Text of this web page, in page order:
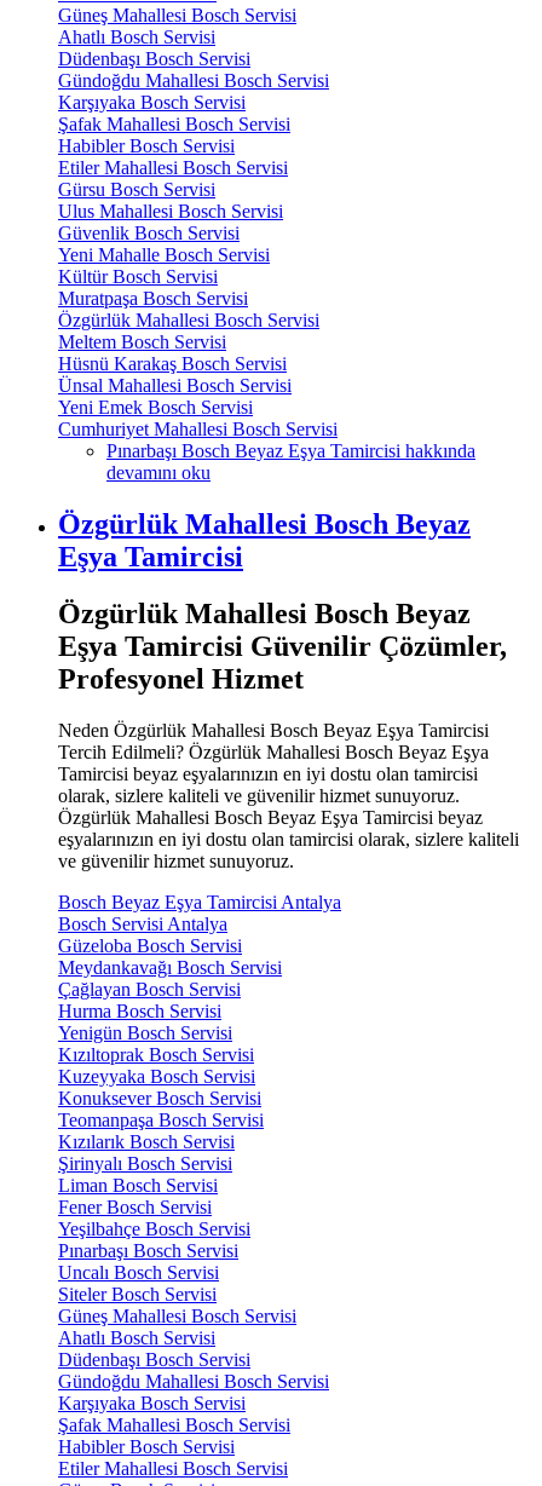
Güneş Mahallesi Bosch Servisi
Ahatlı Bosch Servisi
Düdenbaşı Bosch Servisi
Gündoğdu Mahallesi Bosch Servisi
Karşıyaka Bosch Servisi
Şafak Mahallesi Bosch Servisi
Habibler Bosch Servisi
Etiler Mahallesi Bosch Servisi
Gürsu Bosch Servisi
Ulus Mahallesi Bosch Servisi
Güvenlik Bosch Servisi
Yeni Mahalle Bosch Servisi
Kültür Bosch Servisi
Muratpaşa Bosch Servisi
Özgürlük Mahallesi Bosch Servisi
Meltem Bosch Servisi
Hüsnü Karakaş Bosch Servisi
Ünsal Mahallesi Bosch Servisi
Yeni Emek Bosch Servisi
Cumhuriyet Mahallesi Bosch Servisi
Pınarbaşı Bosch Beyaz Eşya Tamircisi hakkında
devamını oku
Özgürlük Mahallesi Bosch Beyaz
Eşya Tamircisi
Özgürlük Mahallesi Bosch Beyaz
Eşya Tamircisi Güvenilir Çözümler,
Profesyonel Hizmet
Neden Özgürlük Mahallesi Bosch Beyaz Eşya Tamircisi
Tercih Edilmeli? Özgürlük Mahallesi Bosch Beyaz Eşya
Tamircisi beyaz eşyalarınızın en iyi dostu olan tamircisi
olarak, sizlere kaliteli ve güvenilir hizmet sunuyoruz.
Özgürlük Mahallesi Bosch Beyaz Eşya Tamircisi beyaz
eşyalarınızın en iyi dostu olan tamircisi olarak, sizlere kaliteli
ve güvenilir hizmet sunuyoruz.
Bosch Beyaz Eşya Tamircisi Antalya
Bosch Servisi Antalya
Güzeloba Bosch Servisi
Meydankavağı Bosch Servisi
Çağlayan Bosch Servisi
Hurma Bosch Servisi
Yenigün Bosch Servisi
Kızıltoprak Bosch Servisi
Kuzeyyaka Bosch Servisi
Konuksever Bosch Servisi
Teomanpaşa Bosch Servisi
Kızılarık Bosch Servisi
Şirinyalı Bosch Servisi
Liman Bosch Servisi
Fener Bosch Servisi
Yeşilbahçe Bosch Servisi
Pınarbaşı Bosch Servisi
Uncalı Bosch Servisi
Siteler Bosch Servisi
Güneş Mahallesi Bosch Servisi
Ahatlı Bosch Servisi
Düdenbaşı Bosch Servisi
Gündoğdu Mahallesi Bosch Servisi
Karşıyaka Bosch Servisi
Şafak Mahallesi Bosch Servisi
Habibler Bosch Servisi
Etiler Mahallesi Bosch Servisi